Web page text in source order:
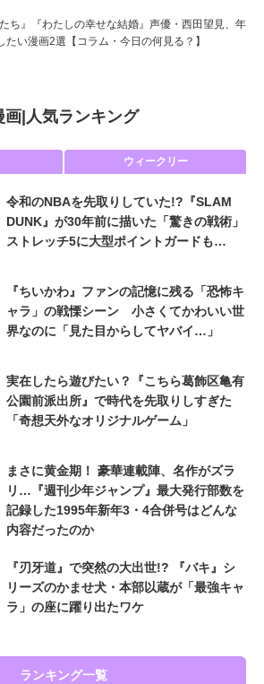
ち』『わたしの幸せな結婚』声優・西田望見、年
たい漫画2選【コラム・今日の何見る？】
画| 人気ランキング
ウィークリー
令和のNBAを先取りしていた!?『SLAM
DUNK』が30年前に描いた「驚きの戦術」
ストレッチ5に大型ポイントガードも…
『ちいかわ』ファンの記憶に残る「恐怖キ
ャラ」の戦慄シーン 小さくてかわいい世
界なのに「見た目からしてヤバイ…」
実在したら遊びたい？『こちら葛飾区亀有
公園前派出所』で時代を先取りしすぎた
「奇想天外なオリジナルゲーム」
まさに黄金期！ 豪華連載陣、名作がズラ
リ…『週刊少年ジャンプ』最大発行部数を
記録した1995年新年3・4合併号はどんな
内容だったのか
『刃牙道』で突然の大出世!? 『バキ』シ
リーズのかませ犬・本部以蔵が「最強キャ
ラ」の座に躍り出たワケ
ランキング一覧